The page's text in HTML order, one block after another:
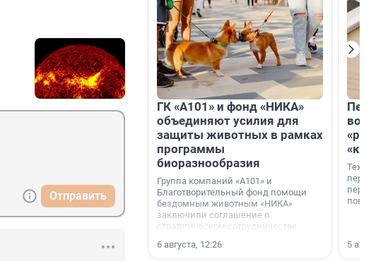
Отправить
ГК «А101» и фонд «НИКА»
объединяют усилия для
защиты животных в рамках
программы
биоразнообразия
Группа компаний «А101» и
Благотворительный фонд помощи
бездомным животным «НИКА»
заключили соглашение о
стратегическом сотрудничестве.
6 августа, 12:26
5